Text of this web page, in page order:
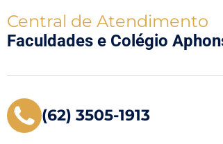
Central de Atendimento
Faculdades e Colégio
(62) 3505-1913